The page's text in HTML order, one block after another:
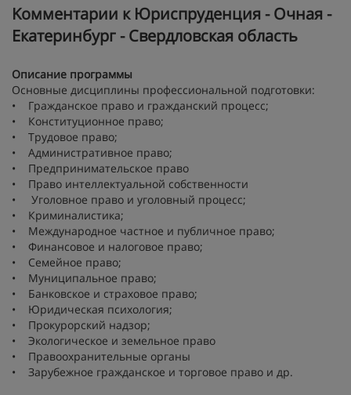
Kомментарии к Юриспруденция - Очная -
Екатеринбург - Свердловская область
Описание программы
Основные дисциплины профессиональной подготовки:
• Гражданское право и гражданский процесс;
• Конституционное право;
• Трудовое право;
• Административное право;
• Предпринимательское право
• Право интеллектуальной собственности
• Уголовное право и уголовный процесс;
• Криминалистика;
• Международное частное и публичное право;
• Финансовое и налоговое право;
• Семейное право;
• Муниципальное право;
• Банковское и страховое право;
• Юридическая психология;
• Прокурорский надзор;
• Экологическое и земельное право
• Правоохранительные органы
• Зарубежное гражданское и торговое право и др.